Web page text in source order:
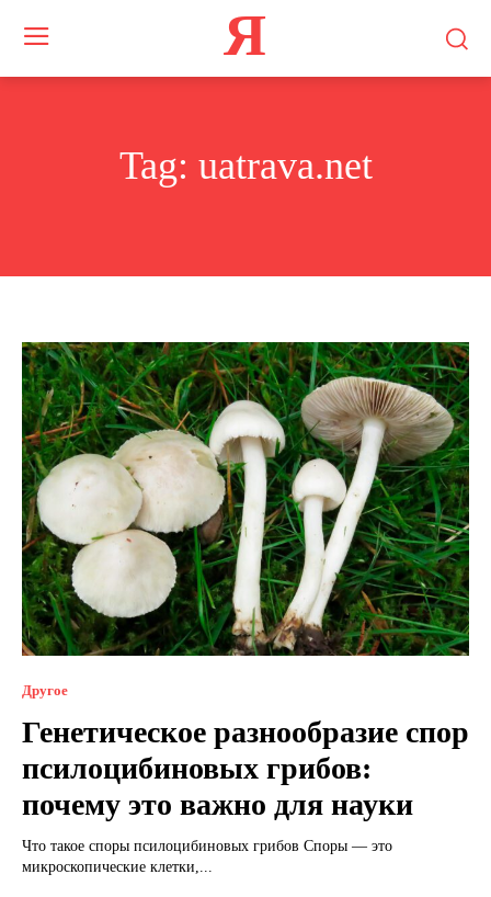
Я
Tag: uatrava.net
Другое
Генетическое разнообразие спор
псилоцибиновых грибов:
почему это важно для науки
Что такое споры псилоцибиновых грибов Споры — это
микроскопические клетки,...